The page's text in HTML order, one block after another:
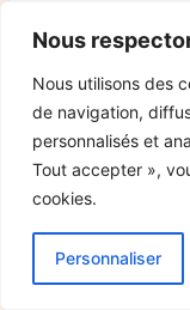
Nous
Nous utilisons des
de navigation,
personnalisés et
Tout accepter »,
cookies.
Personnaliser
Type